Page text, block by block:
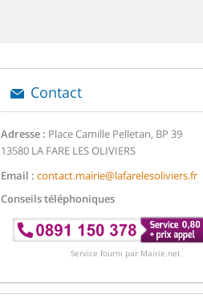
Contact
Adresse : Place Camille Pelletan, BP 39
13580 LA FARE LES OLIVIERS
Email : contact.mairie@lafarelesoliviers.fr
Conseils téléphoniques
Service fourni par Mairie.net